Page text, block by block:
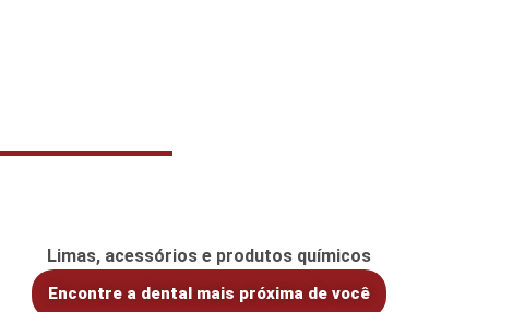
Limas, acessórios e produtos químicos
Encontre a dental mais próxima de você